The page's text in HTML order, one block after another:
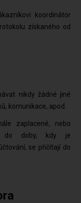
koordinátor
získaného od
nikdy žádné jiné
komunikace, apod.
zaplacené, nebo
do doby, kdy je
se přičítají do